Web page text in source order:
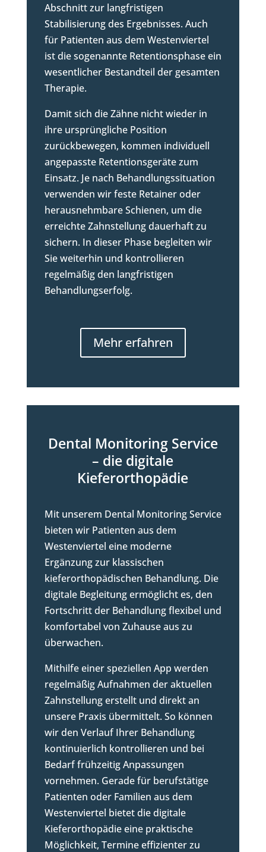
Abschnitt zur langfristigen
Stabilisierung des Ergebnisses. Auch
für Patienten aus dem Westenviertel
ist die sogenannte Retentionsphase ein
wesentlicher Bestandteil der gesamten
Therapie.
Damit sich die Zähne nicht wieder in
ihre ursprüngliche Position
zurückbewegen, kommen individuell
angepasste Retentionsgeräte zum
Einsatz. Je nach Behandlungssituation
verwenden wir feste Retainer oder
herausnehmbare Schienen, um die
erreichte Zahnstellung dauerhaft zu
sichern. In dieser Phase begleiten wir
Sie weiterhin und kontrollieren
regelmäßig den langfristigen
Behandlungserfolg.
Mehr erfahren
Dental Monitoring Service
– die digitale
Kieferorthopädie
Mit unserem Dental Monitoring Service
bieten wir Patienten aus dem
Westenviertel eine moderne
Ergänzung zur klassischen
kieferorthopädischen Behandlung. Die
digitale Begleitung ermöglicht es, den
Fortschritt der Behandlung flexibel und
komfortabel von Zuhause aus zu
überwachen.
Mithilfe einer speziellen App werden
regelmäßig Aufnahmen der aktuellen
Zahnstellung erstellt und direkt an
unsere Praxis übermittelt. So können
wir den Verlauf Ihrer Behandlung
kontinuierlich kontrollieren und bei
Bedarf frühzeitig Anpassungen
vornehmen. Gerade für berufstätige
Patienten oder Familien aus dem
Westenviertel bietet die digitale
Kieferorthopädie eine praktische
Möglichkeit, Termine effizienter zu